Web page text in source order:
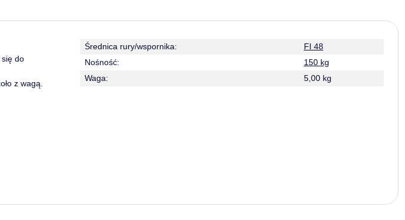
do
z wagą.
Średnica rury/wspornika:
FI 48
Nośność:
150 kg
Waga:
5,00 kg